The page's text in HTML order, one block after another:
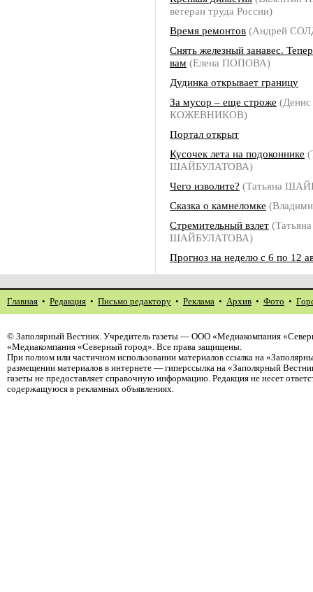
ветеран труда России)
Время ремонтов (Андрей
Снять железный занавес.
вам (Елена ПОПОВА)
Дудинка открывает границу
За мусор – еще строже (Денис
КОЖЕВНИКОВ)
Портал открыт
Кусочек лета на подоконнике
ШАЙБУЛАТОВА)
Чего изволите? (Татьяна
Сказка о камнеломке
Стремительный взлет (Татьяна
ШАЙБУЛАТОВА)
Прогноз на неделю с 6 по 12
Главная • Редакция • Письмо редактору • Реклама • Архив • Фото •
© Заполярный Вестник. Учредитель газеты — ООО «Медиакомпания
«Медиакомпания «Северный город». Все права защищены.
При полном или частичном использовании материалов ссылка на
размещении материалов в интернете — гиперссылка на «Заполярный
газеты не предоставляет справочную информацию. Редакция не несет
содержащуюся в рекламных объявлениях.